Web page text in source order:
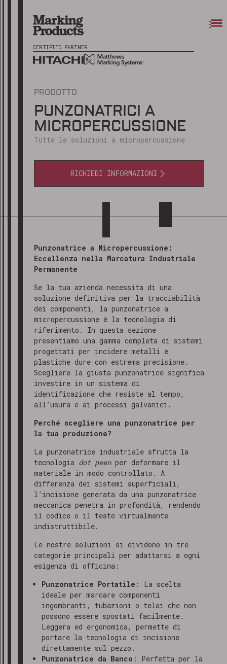
CERTIFIED PARTNER
PRODOTTO
PUNZONATRICI A
MICROPERCUSSIONE
Tutte le soluzioni a micropercussione
RICHIEDI INFORMAZIONI
Punzonatrice a Micropercussione:
Eccellenza nella Marcatura Industriale
Permanente
Se la tua azienda necessita di una
soluzione definitiva per la tracciabilità
dei componenti, la punzonatrice a
micropercussione è la tecnologia di
riferimento. In questa sezione
presentiamo una gamma completa di sistemi
progettati per incidere metalli e
plastiche dure con estrema precisione.
Scegliere la giusta punzonatrice significa
investire in un sistema di
identificazione che resiste al tempo,
all’usura e ai processi galvanici.
Perché scegliere una punzonatrice per
la tua produzione?
La punzonatrice industriale sfrutta la
tecnologia dot peenper deformare il
materiale in modo controllato. A
differenza dei sistemi superficiali,
l’incisione generata da una punzonatrice
meccanica penetra in profondità, rendendo
il codice o il testo virtualmente
indistruttibile.
Le nostre soluzioni si dividono in tre
categorie principali per adattarsi a ogni
esigenza di officina:
Punzonatrice Portatile : La scelta
ideale per marcare componenti
ingombranti, tubazioni o telai che non
possono essere spostati facilmente.
Leggera ed ergonomica, permette di
portare la tecnologia di incisione
direttamente sul pezzo.
Punzonatrice da Banco : Perfetta per la